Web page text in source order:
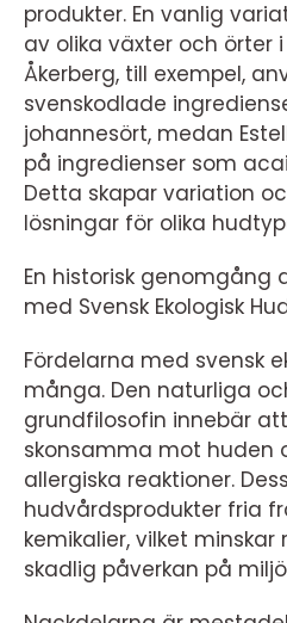
produkter. En vanlig
av olika växter och örter
Åkerberg, till exempel,
svenskodlade
johannesört, medan
på ingredienser som
Detta skapar variation
lösningar för olika
En historisk
med Svensk Ekologisk
Fördelarna med svensk
många. Den naturliga
grundfilosofin innebär
skonsamma mot huden
allergiska reaktioner.
hudvårdsprodukter fria
kemikalier, vilket
skadlig påverkan på